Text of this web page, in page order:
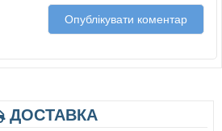
ДОСТАВКА